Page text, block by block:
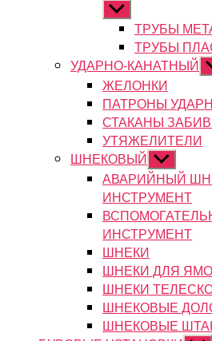
Показывать
подменюТРУБЫ
ТРУБЫ
УДАРНО-КАНАТНЫЙ
ЖЕЛОНКИ
ПАТРОНЫ
СТАКАНЫ
УТЯЖЕЛИТЕЛИ
ШНЕКОВЫЙ Показывать
подменю
АВАРИЙНЫЙ
ИНСТРУМЕНТ
ИНСТРУМЕНТ
ШНЕКИ
ШНЕКИ ДЛЯ
ШНЕКИ
ШНЕКОВЫЕ
ШНЕКОВЫЕ